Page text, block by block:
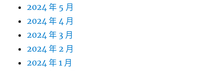
2024 年 5 月
2024 年 4 月
2024 年 3 月
2024 年 2 月
2024 年 1 月